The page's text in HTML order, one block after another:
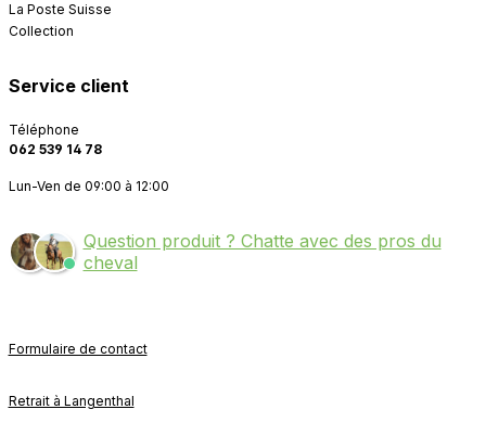
La Poste Suisse
Collection
Service client
Téléphone
062 539 14 78
Lun-Ven de 09:00 à 12:00
Question produit ? Chatte avec des pros du
cheval
Formulaire de contact
Retrait à Langenthal